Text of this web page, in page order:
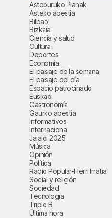
Asteburuko Planak
Asteko abestia
Bilbao
Bizkaia
Ciencia y salud
Cultura
Deportes
Economía
El paisaje de la semana
El paisaje del día
Espacio patrocinado
Euskadi
Gastronomía
Gaurko abestia
Informativos
Internacional
Jaialdi 2025
Música
Opinión
Política
Radio Popular-Herri Irratia
Social y religión
Sociedad
Tecnología
Triple B
Última hora